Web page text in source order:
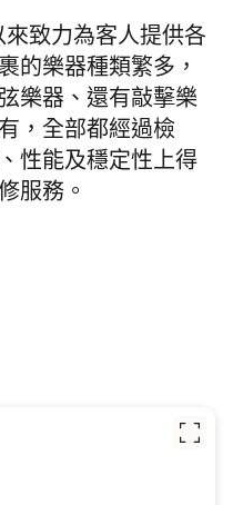
致力為客人提供各
的樂器種類繁多，
樂器、還有敲擊樂
，全部都經過檢
性能及穩定性上得
服務。